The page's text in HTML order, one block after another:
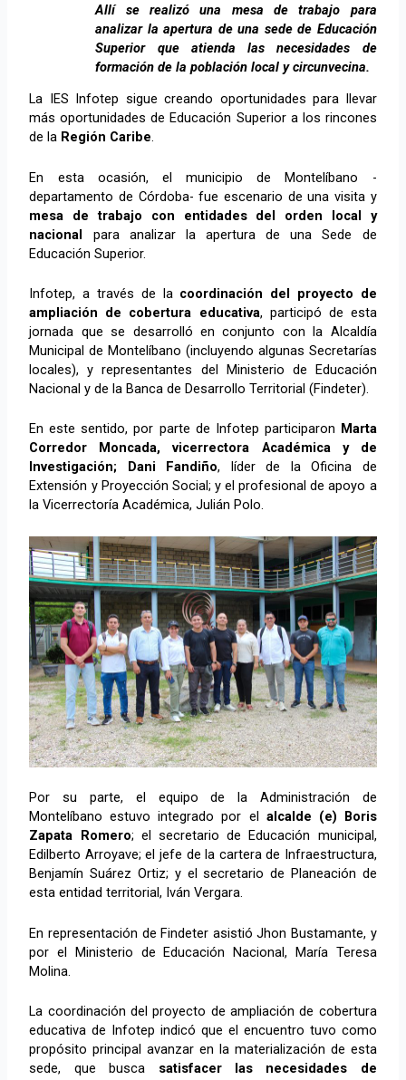
Allí se realizó una mesa de trabajo para
analizar la apertura de una sede de Educación
Superior que atienda las necesidades de
formación de la población local y circunvecina.
La IES Infotep sigue creando oportunidades para llevar
más oportunidades de Educación Superior a los rincones
de la Región Caribe.
En esta ocasión, el municipio de Montelíbano -
departamento de Córdoba- fue escenario de una visita y
mesa de trabajo con entidades del orden local y
nacional para analizar la apertura de una Sede de
Educación Superior.
Infotep, a través de la coordinación del proyecto de
ampliación de cobertura educativa, participó de esta
jornada que se desarrolló en conjunto con la Alcaldía
Municipal de Montelíbano (incluyendo algunas Secretarías
locales), y representantes del Ministerio de Educación
Nacional y de la Banca de Desarrollo Territorial (Findeter).
En este sentido, por parte de Infotep participaron Marta
Corredor Moncada, vicerrectora Académica y de
Investigación; Dani Fandiño, líder de la Oficina de
Extensión y Proyección Social; y el profesional de apoyo a
la Vicerrectoría Académica, Julián Polo.
Por su parte, el equipo de la Administración de
Montelíbano estuvo integrado por el alcalde (e) Boris
Zapata Romero; el secretario de Educación municipal,
Edilberto Arroyave; el jefe de la cartera de Infraestructura,
Benjamín Suárez Ortiz; y el secretario de Planeación de
esta entidad territorial, Iván Vergara.
En representación de Findeter asistió Jhon Bustamante, y
por el Ministerio de Educación Nacional, María Teresa
Molina.
La coordinación del proyecto de ampliación de cobertura
educativa de Infotep indicó que el encuentro tuvo como
propósito principal avanzar en la materialización de esta
sede, que busca satisfacer las necesidades de